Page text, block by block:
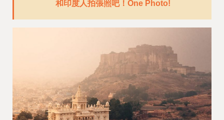
和印度人拍張照吧！One Photo!